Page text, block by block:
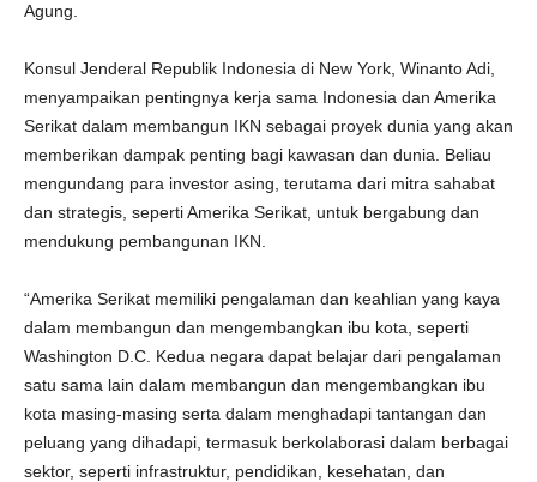
Agung.
Konsul Jenderal Republik Indonesia di New York, Winanto Adi,
menyampaikan pentingnya kerja sama Indonesia dan Amerika
Serikat dalam membangun IKN sebagai proyek dunia yang akan
memberikan dampak penting bagi kawasan dan dunia. Beliau
mengundang para investor asing, terutama dari mitra sahabat
dan strategis, seperti Amerika Serikat, untuk bergabung dan
mendukung pembangunan IKN.
“Amerika Serikat memiliki pengalaman dan keahlian yang kaya
dalam membangun dan mengembangkan ibu kota, seperti
Washington D.C. Kedua negara dapat belajar dari pengalaman
satu sama lain dalam membangun dan mengembangkan ibu
kota masing-masing serta dalam menghadapi tantangan dan
peluang yang dihadapi, termasuk berkolaborasi dalam berbagai
sektor, seperti infrastruktur, pendidikan, kesehatan, dan